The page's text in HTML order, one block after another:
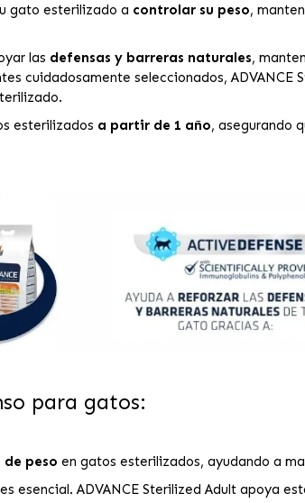
gato esterilizado a controlar su peso,
las defensas y barreras naturales,
cuidadosamente seleccionados,
esterilizados a partir de 1 año, asegurando
para gatos:
peso en gatos esterilizados, ayudando a
es esencial. ADVANCE Sterilized Adult apoya